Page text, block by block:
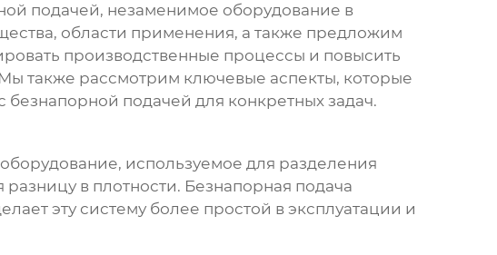
подачей, незаменимое оборудование в
области применения, а также предложим
производственные процессы и повысить
также рассмотрим ключевые аспекты, которые
безнапорной подачей для конкретных задач.
используемое для разделения
в плотности. Безнапорная подача
эту систему более простой в эксплуатации и